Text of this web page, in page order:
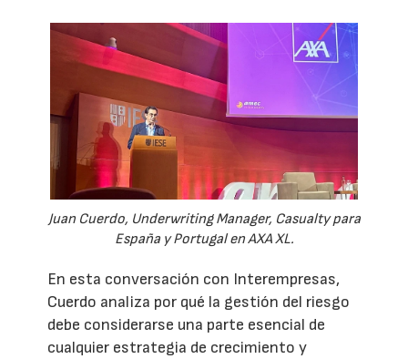
Juan Cuerdo, Underwriting Manager, Casualty para
España y Portugal en AXA XL.
En esta conversación con Interempresas,
Cuerdo analiza por qué la gestión del riesgo
debe considerarse una parte esencial de
cualquier estrategia de crecimiento y